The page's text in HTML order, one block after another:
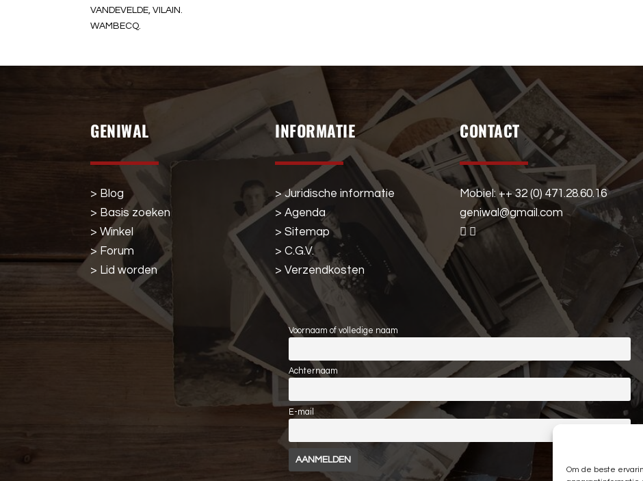
Om de beste
VANDEVELDE, VILAIN.
WAMBECQ.
GENIWAL
> Blog
> Basis zoeken
> Winkel
> Forum
> Lid worden
INFORMATIE
> Juridische informatie
> Agenda
> Sitemap
> C.G.V.
> Verzendkosten
CONTACT
Mobiel: ++ 32 (0) 471.28.60.16
geniwal@gmail.com
Voornaam of volledige naam
Achternaam
E-mail